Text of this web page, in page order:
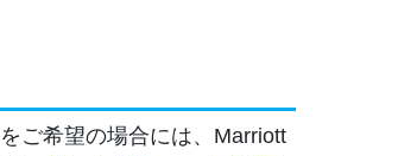
ご希望の場合には、Marriott